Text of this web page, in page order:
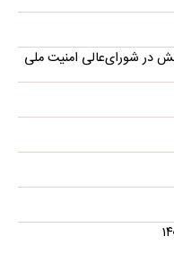
در شورای‌عالی امنیت ملی